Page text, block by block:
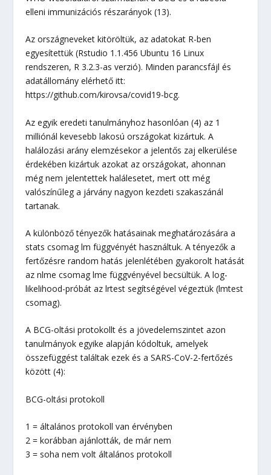
elleni immunizációs részarányok (13).
Az országneveket kitöröltük, az adatokat R-ben
egyesítettük (Rstudio 1.1.456 Ubuntu 16 Linux
rendszeren, R 3.2.3-as verzió). Minden parancsfájl és
adatállomány elérhető itt:
https://github.com/kirovsa/covid19-bcg.
Az egyik eredeti tanulmányhoz hasonlóan (4) az 1
milliónál kevesebb lakosú országokat kizártuk. A
halálozási arány elemzésekor a jelentős zaj elkerülése
érdekében kizártuk azokat az országokat, ahonnan
még nem jelentettek halálesetet, mert ott még
valószínűleg a járvány nagyon kezdeti szakaszánál
tartanak.
A különböző tényezők hatásainak meghatározására a
stats csomag lm függvényét használtuk. A tényezők a
fertőzésre random hatás jelenlétében gyakorolt hatását
az nlme csomag lme függvényével becsültük. A log-
likelihood-próbát az lrtest segítségével végeztük (lmtest
csomag).
A BCG-oltási protokollt és a jövedelemszintet azon
tanulmányok egyike alapján kódoltuk, amelyek
összefüggést találtak ezek és a SARS-CoV-2-fertőzés
között (4):
BCG-oltási protokoll
1 = általános protokoll van érvényben
2 = korábban ajánlották, de már nem
3 = soha nem volt általános protokoll